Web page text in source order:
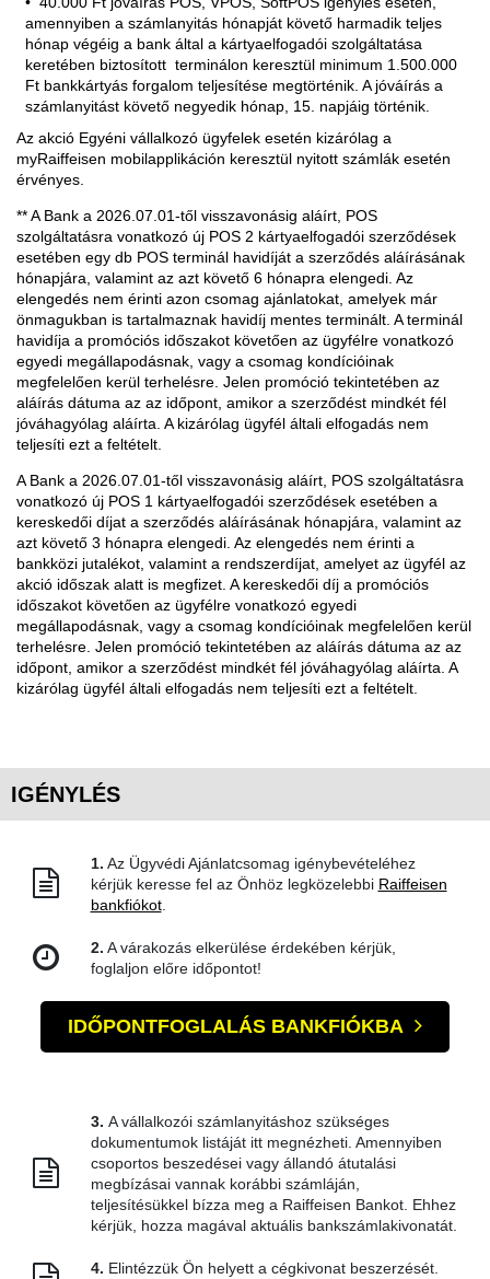
amennyiben a számlanyitás hónapját követő harmadik teljes
hónap végéig a bank által a kártyaelfogadói szolgáltatása
keretében biztosított terminálon keresztül minimum 1.500.000
Ft bankkártyás forgalom teljesítése megtörténik. A jóváírás a
számlanyitást követő negyedik hónap, 15. napjáig történik.
Az akció Egyéni vállalkozó ügyfelek esetén kizárólag a
myRaiffeisen mobilapplikáción keresztül nyitott számlák esetén
érvényes.
** A Bank a 2026.07.01-től visszavonásig aláírt, POS
szolgáltatásra vonatkozó új POS 2 kártyaelfogadói szerződések
esetében egy db POS terminál havidíját a szerződés aláírásának
hónapjára, valamint az azt követő 6 hónapra elengedi. Az
elengedés nem érinti azon csomag ajánlatokat, amelyek már
önmagukban is tartalmaznak havidíj mentes terminált. A terminál
havidíja a promóciós időszakot követően az ügyfélre vonatkozó
egyedi megállapodásnak, vagy a csomag kondícióinak
megfelelően kerül terhelésre. Jelen promóció tekintetében az
aláírás dátuma az az időpont, amikor a szerződést mindkét fél
jóváhagyólag aláírta. A kizárólag ügyfél általi elfogadás nem
teljesíti ezt a feltételt.
A Bank a 2026.07.01-től visszavonásig aláírt, POS szolgáltatásra
vonatkozó új POS 1 kártyaelfogadói szerződések esetében a
kereskedői díjat a szerződés aláírásának hónapjára, valamint az
azt követő 3 hónapra elengedi. Az elengedés nem érinti a
bankközi jutalékot, valamint a rendszerdíjat, amelyet az ügyfél az
akció időszak alatt is megfizet. A kereskedői díj a promóciós
időszakot követően az ügyfélre vonatkozó egyedi
megállapodásnak, vagy a csomag kondícióinak megfelelően kerül
terhelésre. Jelen promóció tekintetében az aláírás dátuma az az
időpont, amikor a szerződést mindkét fél jóváhagyólag aláírta. A
kizárólag ügyfél általi elfogadás nem teljesíti ezt a feltételt.
IGÉNYLÉS
1. Az Ügyvédi Ajánlatcsomag igénybevételéhez
kérjük keresse fel az Önhöz legközelebbi Raiffeisen
bankfiókot.
2. A várakozás elkerülése érdekében kérjük,
foglaljon előre időpontot!
IDŐPONTFOGLALÁS BANKFIÓKBA
3. A vállalkozói számlanyitáshoz szükséges
dokumentumok listáját itt megnézheti. Amennyiben
csoportos beszedései vagy állandó átutalási
megbízásai vannak korábbi számláján,
teljesítésükkel bízza meg a Raiffeisen Bankot. Ehhez
kérjük, hozza magával aktuális bankszámlakivonatát.
4. Elintézzük Ön helyett a cégkivonat beszerzését.